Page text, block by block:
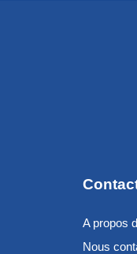
A propos
Nous